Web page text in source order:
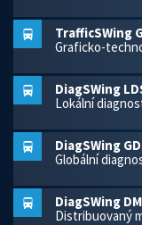
TrafficSWing
Graficko-
DiagSWing
Lokální
DiagSWing
Globální
DiagSWing
Distribuovaný